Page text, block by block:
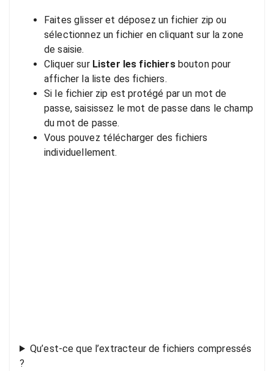
Faites glisser et déposez un fichier zip ou
sélectionnez un fichier en cliquant sur la zone
de saisie.
Cliquer sur Lister les fichiersbouton pour
afficher la liste des fichiers.
Si le fichier zip est protégé par un mot de
passe, saisissez le mot de passe dans le champ
du mot de passe.
Vous pouvez télécharger des fichiers
individuellement.
Qu’est-ce que l’extracteur de fichiers compressés
?